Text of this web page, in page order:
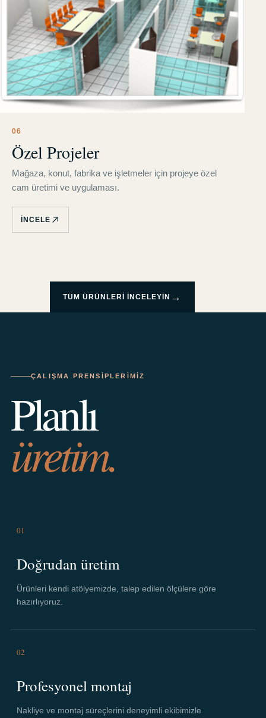
06
Özel Projeler
Mağaza, konut, fabrika ve işletmeler için projeye özel
cam üretimi ve uygulaması.
İNCELE
TÜM ÜRÜNLERI INCELEYIN →
ÇALIŞMA PRENSIPLERIMIZ
Planlı
üretim.
01
Doğrudan üretim
Ürünleri kendi atölyemizde, talep edilen ölçülere göre
hazırlıyoruz.
02
Profesyonel montaj
Nakliye ve montaj süreçlerini deneyimli ekibimizle